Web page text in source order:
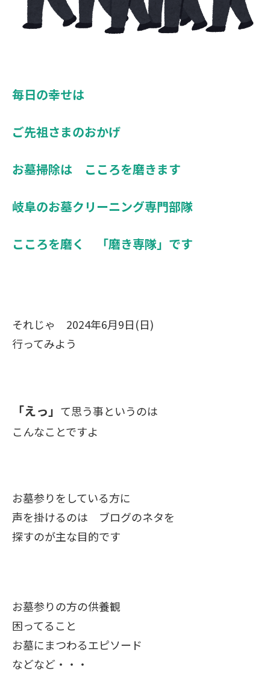
毎日の幸せは
ご先祖さまのおかげ
お墓掃除は こころを磨きます
岐阜のお墓クリーニング専門部隊
こころを磨く 「磨き専隊」です
それじゃ 2024年6月9日(日)
行ってみよう
「えっ」 て思う事というのは
こんなことですよ
お墓参りをしている方に
声を掛けるのは ブログのネタを
探すのが主な目的です
お墓参りの方の供養観
困ってること
お墓にまつわるエピソード
などなど・・・